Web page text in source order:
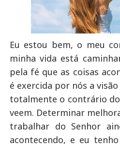
Eu estou bem, o meu
minha vida está
pela fé que as coisas
é exercida por nós a
totalmente o contrário
veem. Determinar
trabalhar do Senhor
acontecendo, e eu